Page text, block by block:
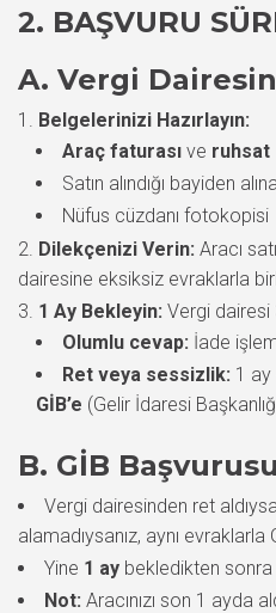
2. BAŞVURU
A. Vergi
Belgelerinizi Hazırlayın:
Araç faturası ve ruhsat
Satın alındığı bayiden
Nüfus cüzdanı fotokopisi
Dilekçenizi Verin: Aracı
dairesine eksiksiz evraklarla
1 Ay Bekleyin: Vergi dairesi
Olumlu cevap: İade
Ret veya sessizlik: 1
GİB’e (Gelir İdaresi
B. GİB Başvurusu
Vergi dairesinden ret
alamadıysanız, aynı evraklarla
Yine 1 ay bekledikten
Not: Aracınızı son 1 ayda